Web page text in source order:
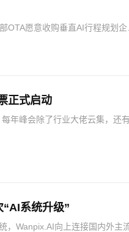
OTA愿意收购垂直AI行程规划企
创新活力能否维持；对话式AI工
正式启动
年峰会除了行业大佬云集，还有
系统升级”
Wanpix.AI向上连接国内外主流